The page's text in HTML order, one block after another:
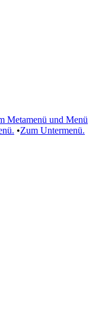
Metamenü und Menü
•Zum Untermenü.